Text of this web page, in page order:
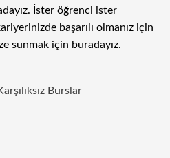
İster öğrenci ister
başarılı olmanız için
sunmak için buradayız.
Burslar